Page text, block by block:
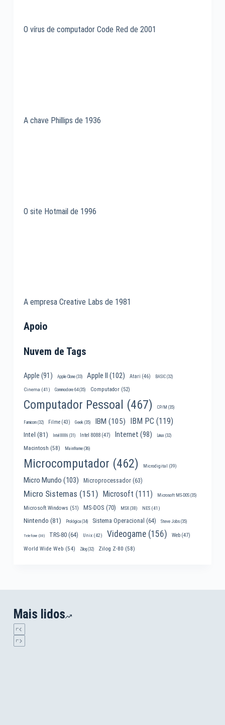
O vírus de computador Code Red de 2001
A chave Phillips de 1936
O site Hotmail de 1996
A empresa Creative Labs de 1981
Apoio
Nuvem de Tags
Apple (91) Apple Clone(33) Apple II (102) Atari (46) BASIC(32)
Cinema (41) Commodore 64(35) Computador(52)
Computador Pessoal (467) CP/M (35)
Famicom(32) Filme(43) Geek(35) IBM (105) IBM PC (119)
Intel (81) Intel 8086 (31) Intel 8088(47) Internet (98) Linux(32)
Macintosh (58) Mainframe(36)
Microcomputador (462) Microdigital (39)
Micro Mundo (103) Microprocessador(63)
Micro Sistemas (151) Microsoft (111) Microsoft MS-DOS(35)
Microsoft Windows (51) MS-DOS (70) MSX(38) NES(41)
Nintendo (81) Prológica(34) Sistema Operacional (64) Steve Jobs(35)
Telefone (30) TRS-80(64) Unix(42) Videogame(156) Web(47)
World Wide Web (54) Zilog(32) Zilog Z-80 (58)
Mais lidos